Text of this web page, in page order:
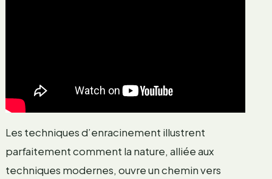
Les techniques d’enracinement illustrent
parfaitement comment la nature, alliée aux
techniques modernes, ouvre un chemin vers